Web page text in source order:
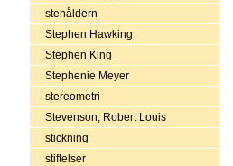
stenåldern
Stephen Hawking
Stephen King
Stephenie Meyer
stereometri
Stevenson, Robert Louis
stickning
stiftelser